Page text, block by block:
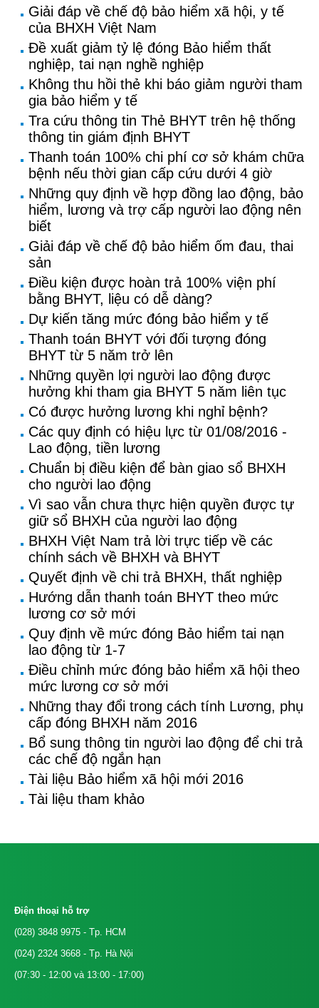
Giải đáp về chế độ bảo hiểm xã hội, y tế
của BHXH Việt Nam
Đề xuất giảm tỷ lệ đóng Bảo hiểm thất
nghiệp, tai nạn nghề nghiệp
Không thu hồi thẻ khi báo giảm người tham
gia bảo hiểm y tế
Tra cứu thông tin Thẻ BHYT trên hệ thống
thông tin giám định BHYT
Thanh toán 100% chi phí cơ sở khám chữa
bệnh nếu thời gian cấp cứu dưới 4 giờ
Những quy định về hợp đồng lao động, bảo
hiểm, lương và trợ cấp người lao động nên
biết
Giải đáp về chế độ bảo hiểm ốm đau, thai
sản
Điều kiện được hoàn trả 100% viện phí
bằng BHYT, liệu có dễ dàng?
Dự kiến tăng mức đóng bảo hiểm y tế
Thanh toán BHYT với đối tượng đóng
BHYT từ 5 năm trở lên
Những quyền lợi người lao động được
hưởng khi tham gia BHYT 5 năm liên tục
Có được hưởng lương khi nghỉ bệnh?
Các quy định có hiệu lực từ 01/08/2016 -
Lao động, tiền lương
Chuẩn bị điều kiện để bàn giao sổ BHXH
cho người lao động
Vì sao vẫn chưa thực hiện quyền được tự
giữ sổ BHXH của người lao động
BHXH Việt Nam trả lời trực tiếp về các
chính sách về BHXH và BHYT
Quyết định về chi trả BHXH, thất nghiệp
Hướng dẫn thanh toán BHYT theo mức
lương cơ sở mới
Quy định về mức đóng Bảo hiểm tai nạn
lao động từ 1-7
Điều chỉnh mức đóng bảo hiểm xã hội theo
mức lương cơ sở mới
Những thay đổi trong cách tính Lương, phụ
cấp đóng BHXH năm 2016
Bổ sung thông tin người lao động để chi trả
các chế độ ngắn hạn
Tài liệu Bảo hiểm xã hội mới 2016
Tài liệu tham khảo
Điện thoại hỗ trợ
(028) 3848 9975 - Tp. HCM
(024) 2324 3668 - Tp. Hà Nội
(07:30 - 12:00 và 13:00 - 17:00)